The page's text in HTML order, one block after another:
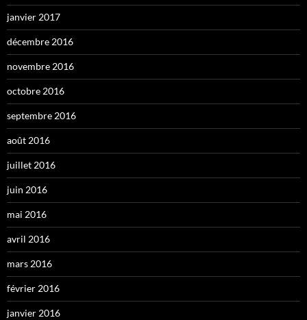
janvier 2017
décembre 2016
novembre 2016
octobre 2016
septembre 2016
août 2016
juillet 2016
juin 2016
mai 2016
avril 2016
mars 2016
février 2016
janvier 2016